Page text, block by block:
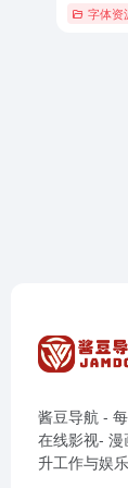
字体资
酱豆导航 -
在线影视-
升工作与娱乐